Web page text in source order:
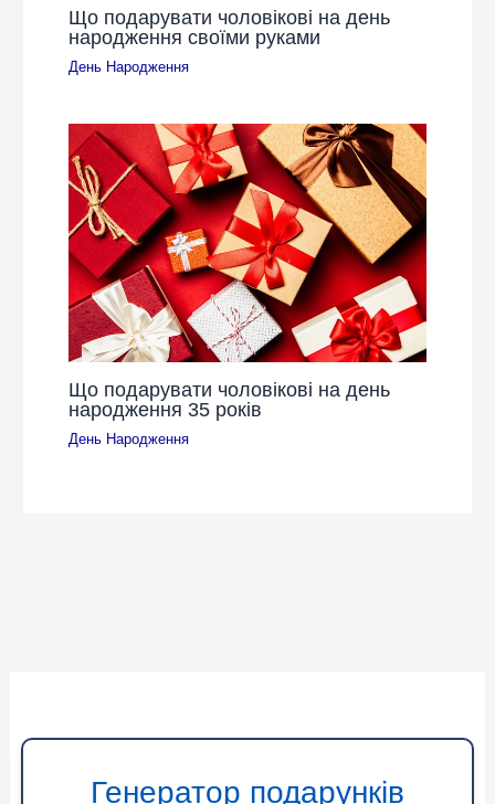
Що подарувати чоловікові на день
народження своїми руками
День Народження
Що подарувати чоловікові на день
народження 35 років
День Народження
Генератор подарунків